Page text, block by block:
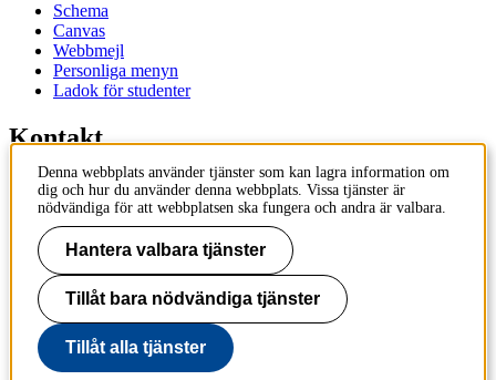
Schema
Canvas
Webbmejl
Personliga menyn
Ladok för studenter
Kontakt
Kontakta utbildningsprogram
Kontakta kurs
IT-support
KTH Entré
KTH
100 44 Stockholm
+46 8 790 60 00
info@kth.se
Denna webbplats använder tjänster som kan lagra information om
dig och hur du använder denna webbplats. Vissa tjänster är
nödvändiga för att webbplatsen ska fungera och andra är valbara.
Hantera valbara tjänster
Tillåt bara nödvändiga tjänster
Tillåt alla tjänster